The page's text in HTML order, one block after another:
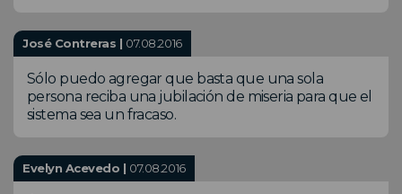
José Contreras | 07.08.2016
Sólo puedo agregar que basta que una sola
persona reciba una jubilación de miseria para que el
sistema sea un fracaso.
Evelyn Acevedo | 07.08.2016